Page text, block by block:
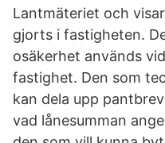
Lantmäteriet och
gjorts i fastigheten.
osäkerhet används
fastighet. Den som
kan dela upp
vad lånesumman